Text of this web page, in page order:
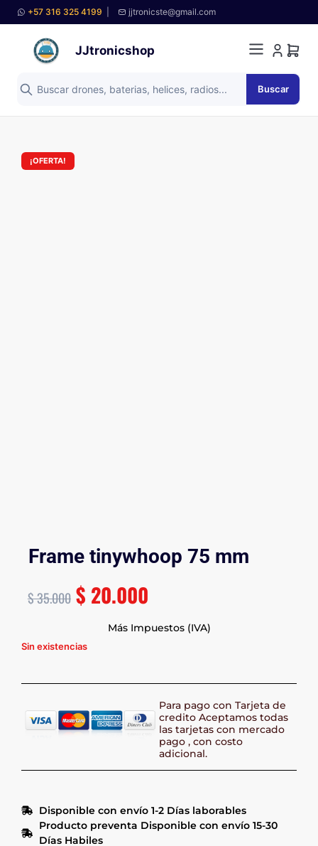
+57 316 325 4199 jjtronicste@gmail.com
JJtronicshop
Buscar
¡OFERTA!
Frame tinywhoop 75 mm
$35.000 $ 20.000
Más Impuestos (IVA)
Sin existencias
Para pago con Tarjeta de
credito Aceptamos todas
las tarjetas con mercado
pago , con costo
adicional.
Disponible con envío 1-2 Días laborables
Producto preventa Disponible con envío 15-30
Días Habiles